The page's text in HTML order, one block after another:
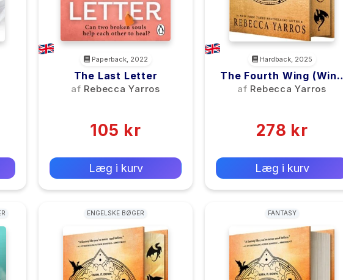
Paperback, 2022
The Last Letter
af Rebecca Yarros
105 kr
Læg i kurv
Hardback, 2025
The Fourth Wing (Wing
And Claw Collection)
af Rebecca Yarros
278 kr
Læg i kurv
ENGELSKE BØGER FANTASY